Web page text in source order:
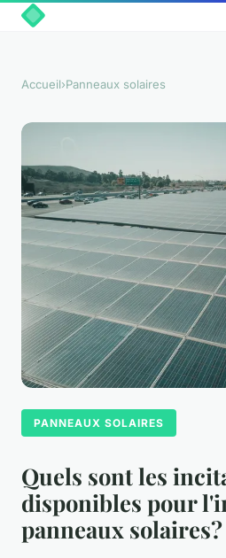
Accueil›Panneaux solaires
PANNEAUX SOLAIRES
Quels sont les
disponibles pour
panneaux solaires?